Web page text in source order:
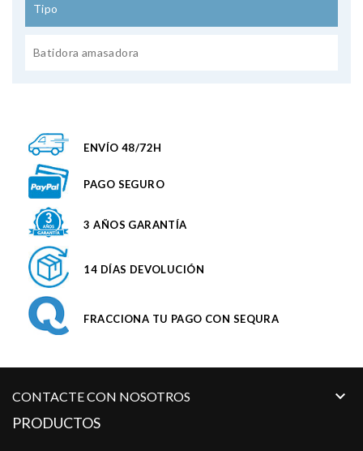
Tipo
Batidora amasadora
ENVÍO 48/72H
PAGO SEGURO
3 AÑOS GARANTÍA
14 DÍAS DEVOLUCIÓN
FRACCIONA TU PAGO CON SEQURA
CONTACTE CON NOSOTROS 
PRODUCTOS